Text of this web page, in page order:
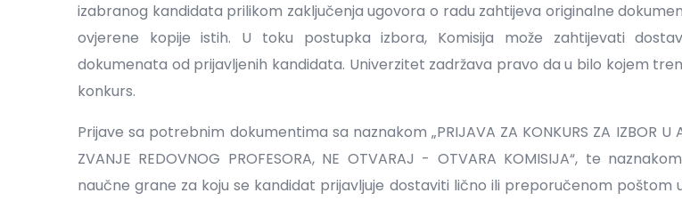
izabranog kandidata prilikom zaključenja ugovora o radu zahtijeva originalne
ovjerene kopije istih. U toku postupka izbora, Komisija može zahtijevati
dokumenata od prijavljenih kandidata. Univerzitet zadržava pravo da u bilo kojem
konkurs.
Prijave sa potrebnim dokumentima sa naznakom „PRIJAVA ZA KONKURS ZA IZBOR U
ZVANJE REDOVNOG PROFESORA, NE OTVARAJ - OTVARA KOMISIJA“, te
naučne grane za koju se kandidat prijavljuje dostaviti lično ili preporučenom poštom